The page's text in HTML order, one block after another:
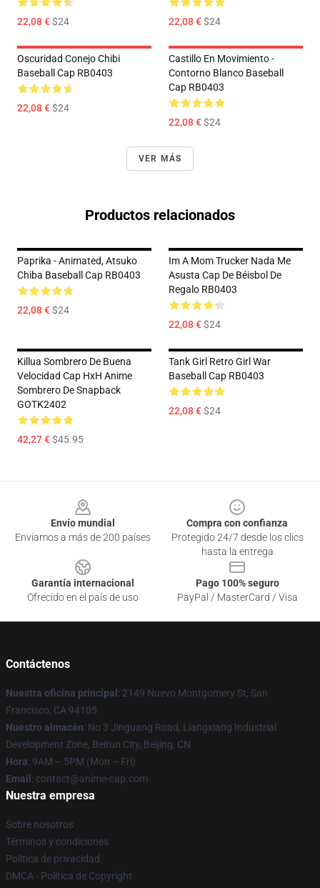
22,08 €$24 22,08 €$24
Oscuridad Conejo Chibi
Baseball Cap RB0403
22,08 €$24
Castillo En Movimiento -
Contorno Blanco Baseball
Cap RB0403
22,08 €$24
VER MÁS
Productos relacionados
Paprika - Animated, Atsuko
Chiba Baseball Cap RB0403
22,08 €$24
Im A Mom Trucker Nada Me
Asusta Cap De Béisbol De
Regalo RB0403
22,08 €$24
Killua Sombrero De Buena
Velocidad Cap HxH Anime
Sombrero De Snapback
GOTK2402
42,27 €$45.95
Tank Girl Retro Girl War
Baseball Cap RB0403
22,08 €$24
Envío mundial
Enviamos a más de 200 países
Compra con confianza
Protegido 24/7 desde los clics
hasta la entrega
Garantía internacional
Ofrecido en el país de uso
Pago 100% seguro
PayPal / MasterCard / Visa
Contáctenos
Nuestra oficina principal : 2149 Nuevo Montgomery St, San
Francisco, CA 94105
Nuestro almacén: No 3 Jinguang Road, Liangxiang Industrial
Development Zone, Beitun City, Beijing, CN
Hora: 9AM – 5PM (Mon – Fri)
Email : contact@anime-cap.com
Nuestra empresa
Sobre nosotros
Términos y condiciones
Política de privacidad
DMCA - Política de Copyright